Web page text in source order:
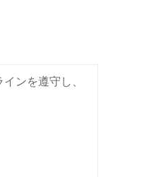
ンを遵守し、